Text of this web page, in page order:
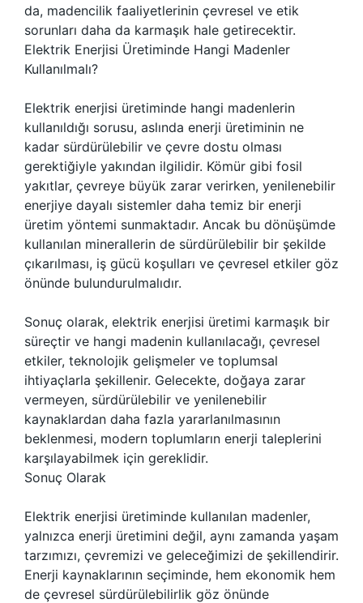
da, madencilik faaliyetlerinin çevresel ve etik
sorunları daha da karmaşık hale getirecektir.
Elektrik Enerjisi Üretiminde Hangi Madenler
Kullanılmalı?
Elektrik enerjisi üretiminde hangi madenlerin
kullanıldığı sorusu, aslında enerji üretiminin ne
kadar sürdürülebilir ve çevre dostu olması
gerektiğiyle yakından ilgilidir. Kömür gibi fosil
yakıtlar, çevreye büyük zarar verirken, yenilenebilir
enerjiye dayalı sistemler daha temiz bir enerji
üretim yöntemi sunmaktadır. Ancak bu dönüşümde
kullanılan minerallerin de sürdürülebilir bir şekilde
çıkarılması, iş gücü koşulları ve çevresel etkiler göz
önünde bulundurulmalıdır.
Sonuç olarak, elektrik enerjisi üretimi karmaşık bir
süreçtir ve hangi madenin kullanılacağı, çevresel
etkiler, teknolojik gelişmeler ve toplumsal
ihtiyaçlarla şekillenir. Gelecekte, doğaya zarar
vermeyen, sürdürülebilir ve yenilenebilir
kaynaklardan daha fazla yararlanılmasının
beklenmesi, modern toplumların enerji taleplerini
karşılayabilmek için gereklidir.
Sonuç Olarak
Elektrik enerjisi üretiminde kullanılan madenler,
yalnızca enerji üretimini değil, aynı zamanda yaşam
tarzımızı, çevremizi ve geleceğimizi de şekillendirir.
Enerji kaynaklarının seçiminde, hem ekonomik hem
de çevresel sürdürülebilirlik göz önünde